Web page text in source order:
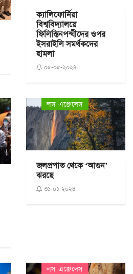
ক্যালিফোর্নিয়া
বিশ্ববিদ্যালয়ে
ফিলিস্তিনপন্থীদের ওপর
ইসরাইলি সমর্থকদের
হামলা
০৫-০৫-২০২৪
লস এঞ্জেলেস
জলপ্রপাত থেকে ‘আগুন’
ঝরছে
৩১-০১-২০২৪
লস এঞ্জেলেস